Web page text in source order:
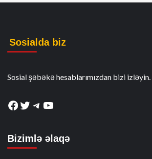
Sosialda biz
Sosial şəbəkə hesablarımızdan bizi izləyin.
Facebook
Twitter
Telegram
YouTube
Bizimlə əlaqə